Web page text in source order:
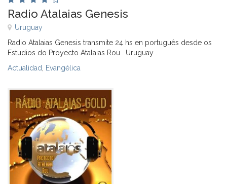
Radio Atalaias Genesis
Uruguay
Radio Atalaias Genesis transmite 24 hs en português desde os
Estudios do Proyecto Atalaias Rou . Uruguay .
Actualidad Evangélica